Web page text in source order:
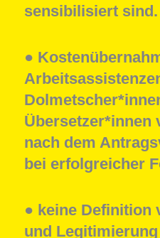
sensibilisiert sind.
●
Übersetzer*innen
nach dem
bei erfolgreicher
● keine Definition
und